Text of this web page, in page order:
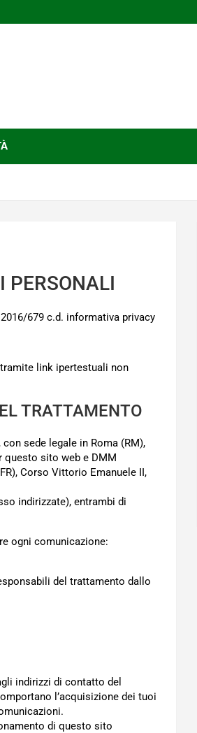
PERSONALI
679 c.d. informativa privacy
link ipertestuali non
TRATTAMENTO
sede legale in Roma (RM),
questo sito web e DMM
Corso Vittorio Emanuele II,
indirizzate), entrambi di
ogni comunicazione:
del trattamento dallo
indirizzi di contatto del
l’acquisizione dei tuoi
di questo sito